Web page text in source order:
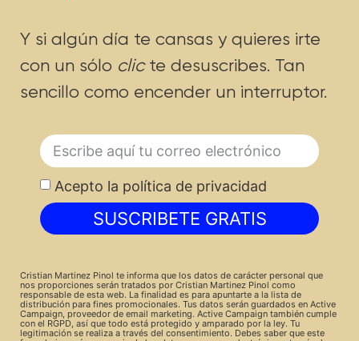
Y si algún día te cansas y quieres irte
con un sólo clic te desuscribes. Tan
sencillo como encender un interruptor.
Acepto la política de privacidad
SUSCRIBETE GRATIS
Cristian Martinez Pinol te informa que los datos de carácter personal que
nos proporciones serán tratados por Cristian Martinez Pinol como
responsable de esta web. La finalidad es para apuntarte a la lista de
distribución para fines promocionales. Tus datos serán guardados en Active
Campaign, proveedor de email marketing. Active Campaign también cumple
con el RGPD, así que todo está protegido y amparado por la ley. Tu
legitimación se realiza a través del consentimiento. Debes saber que este